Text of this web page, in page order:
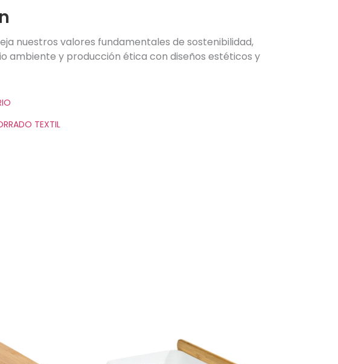
nuestros valores fundamentales de sostenibilidad,
ambiente y producción ética con diseños estéticos y
TEXTIL